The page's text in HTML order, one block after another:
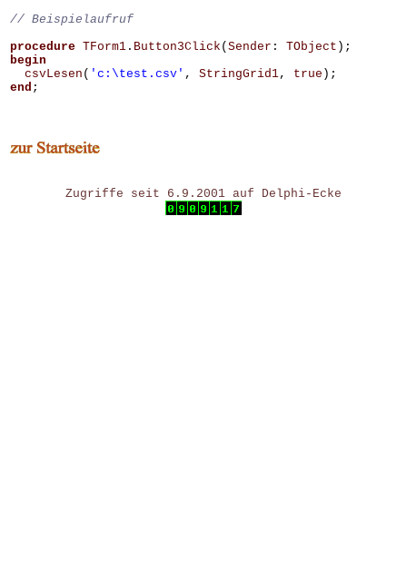
procedure TForm1 . Button3Click ( Sender : TObject );
begin
csvLesen ( 'c:\test.csv' , StringGrid1, true );
end ;
Zugriffe seit 6.9.2001 auf Delphi-Ecke